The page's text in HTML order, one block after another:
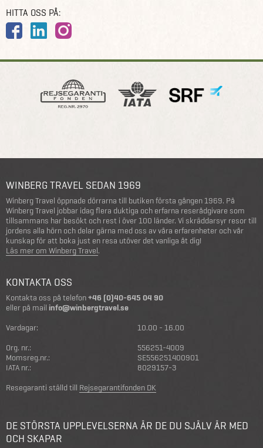
HITTA OSS PÅ:
WINBERG TRAVEL SEDAN 1969
Winberg Travel öppnade dörrarna till butiken första gången 1969. På
Winberg Travel jobbar idag flera duktiga och erfarna reserådgivare som
tillsammans har besökt och rest i över 100 länder. Vi skräddarsyr resor till
jordens alla hörn och delar gärna med oss av våra erfarenheter och vår
kunskap för att boka just en resa utöver det vanliga åt dig!
Läs mer om Winberg Travel.
KONTAKTA OSS
Kontakta oss på telefon+46 (0)40-645 04 90
eller på mail info@winbergtravel.se
Vardagar:
10.00 - 16.00
Org. nr.:
556251-4009
Momsreg.nr.:
SE556251400901
IATA nr.:
8029157-3
Resegaranti ställd till Rejsegarantifonden DK
DE STÖRSTA UPPLEVELSERNA ÄR DE DU SJÄLV ÄR MED
OCH SKAPAR